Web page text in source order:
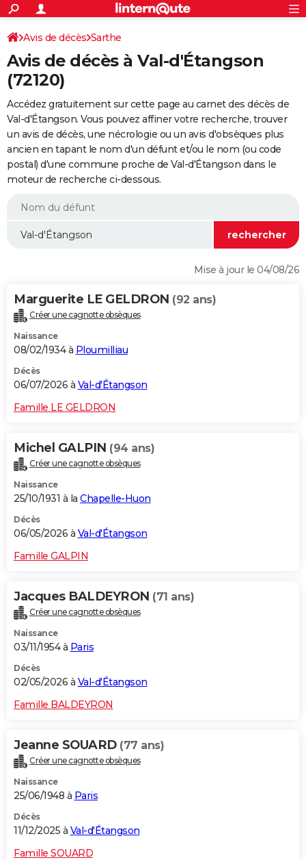
ACTUALITÉS
Politique
Société
Faits Divers
Education
Monde
Villes
+
SPORT
Coupe du monde 2026
Football
Tennis
Cyclisme
Rugby
Forum
FINANCE
Retraite
Impôts
Epargne
Immobilier
Risques naturels par ville
Banque
Assurance
Crédit
Essais
Réserver un essai
Citadines
Berlines
SUV
Forum auto
+
HIGH-TECH
Mobiles
Meilleur smartphone
Internet
Ordinateurs
Jeux vidéo
Guide high-tech
+BRICOLAGE
Forum
Aménagement intérieur
Extérieur
Cuisine
Salle de bains
Jardinage
Rangement
WEEK-END
Guides de France
Escapades
Patrimoine
Expositions
Musées
Week-end nature
LIFESTYLE
Alimentation
Guide de la santé
Maladies
Médicaments
Sommeil
VOYAGE
Destinations
City break
Voyage nature
Voyage de noces
Forum
Climat
+PHOTO
GUIDES D'ACHAT
BONS PLANS
CARTE DE VOEUX
Dictionnaire
Biographies
Citations
Expressions
Proverbes
PROGRAMME TV
COPAINS D'AVANT
S'inscrire
Se connecter
Lycées
Collèges
Primaires
Universités
Entreprises
Service militaire
Avis de recherche
AVIS DE DÉCÈS
Avis de décès Sarthe
Avis de décès à Val-d'Étangson
(72120)
Accédez gratuitement sur cette page au carnet des décès de
Val-d'Étangson. Vous pouvez affiner votre recherche, trouver
un avis de décès, une nécrologie ou un avis d'obsèques plus
ancien en tapant le nom d'un défunt et/ou le nom (ou code
postal) d'une commune proche de Val-d'Étangson dans le
moteur de recherche ci-dessous.
Mise à jour le 04/08/26
Marguerite LE GELDRON (92 ans)
Créer une cagnotte obsèques
Naissance
08/02/1934 à Ploumilliau
Décès
06/07/2026 à Val-d'Étangson
Famille LE GELDRON
Michel GALPIN (94 ans)
Créer une cagnotte obsèques
Naissance
25/10/1931 à la Chapelle-Huon
Décès
06/05/2026 à Val-d'Étangson
Famille GALPIN
Jacques BALDEYRON (71 ans)
Créer une cagnotte obsèques
Naissance
03/11/1954 à Paris
Décès
02/05/2026 à Val-d'Étangson
Famille BALDEYRON
Jeanne SOUARD (77 ans)
Créer une cagnotte obsèques
Naissance
25/06/1948 à Paris
Décès
11/12/2025 à Val-d'Étangson
Famille SOUARD